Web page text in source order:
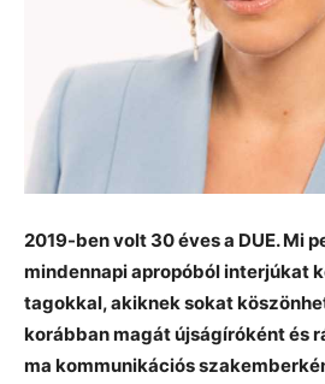
2019-ben volt 30 éves a DUE. Mi
mindennapi apropóból interjúkat
tagokkal, akiknek sokat
korábban magát újságíróként és
ma kommunikációs